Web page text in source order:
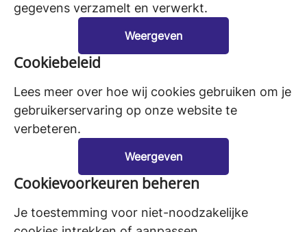
gegevens verzamelt en verwerkt.
Weergeven
Cookiebeleid
Lees meer over hoe wij cookies gebruiken om je
gebruikerservaring op onze website te
verbeteren.
Weergeven
Cookievoorkeuren beheren
Je toestemming voor niet-noodzakelijke